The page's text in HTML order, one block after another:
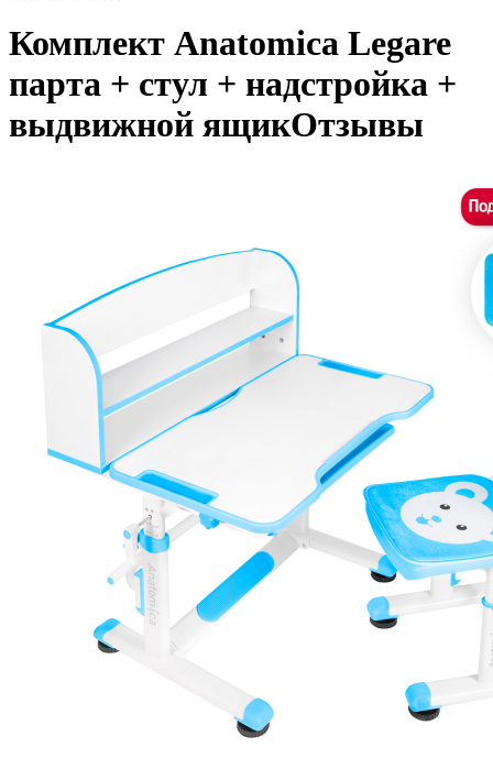
Комплект Anatomica Legare
парта + стул + надстройка +
выдвижной ящикОтзывы